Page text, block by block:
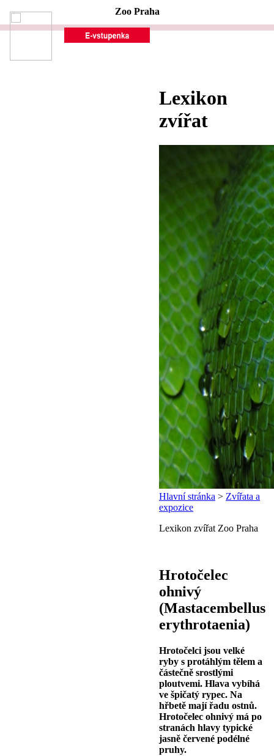
Zoo Praha
Lexikon
zvířat
Hlavní stránka > Zvířata a
expozice
Lexikon zvířat Zoo Praha
Hrotočelec
ohnivý
(Mastacembellus
erythrotaenia)
Hrotočelci jsou velké
ryby s protáhlým tělem a
částečně srostlými
ploutvemi. Hlava vybíhá
ve špičatý rypec. Na
hřbetě mají řadu ostnů.
Hrotočelec ohnivý má po
stranách hlavy typické
jasně červené podélné
pruhy.